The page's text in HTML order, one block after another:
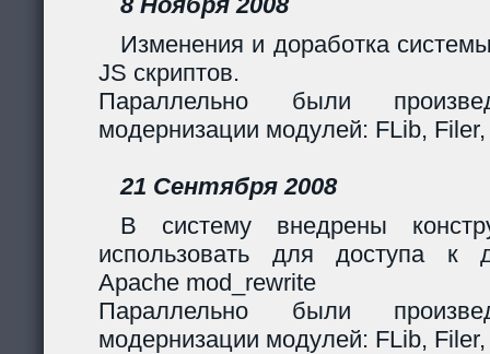
Изменения и доработка
JS скриптов.
Параллельно были
модернизации модулей: FLib,
21 Сентября 2008
В систему внедрены
использовать для доступа к
Apache mod_rewrite
Параллельно были
модернизации модулей: FLib,